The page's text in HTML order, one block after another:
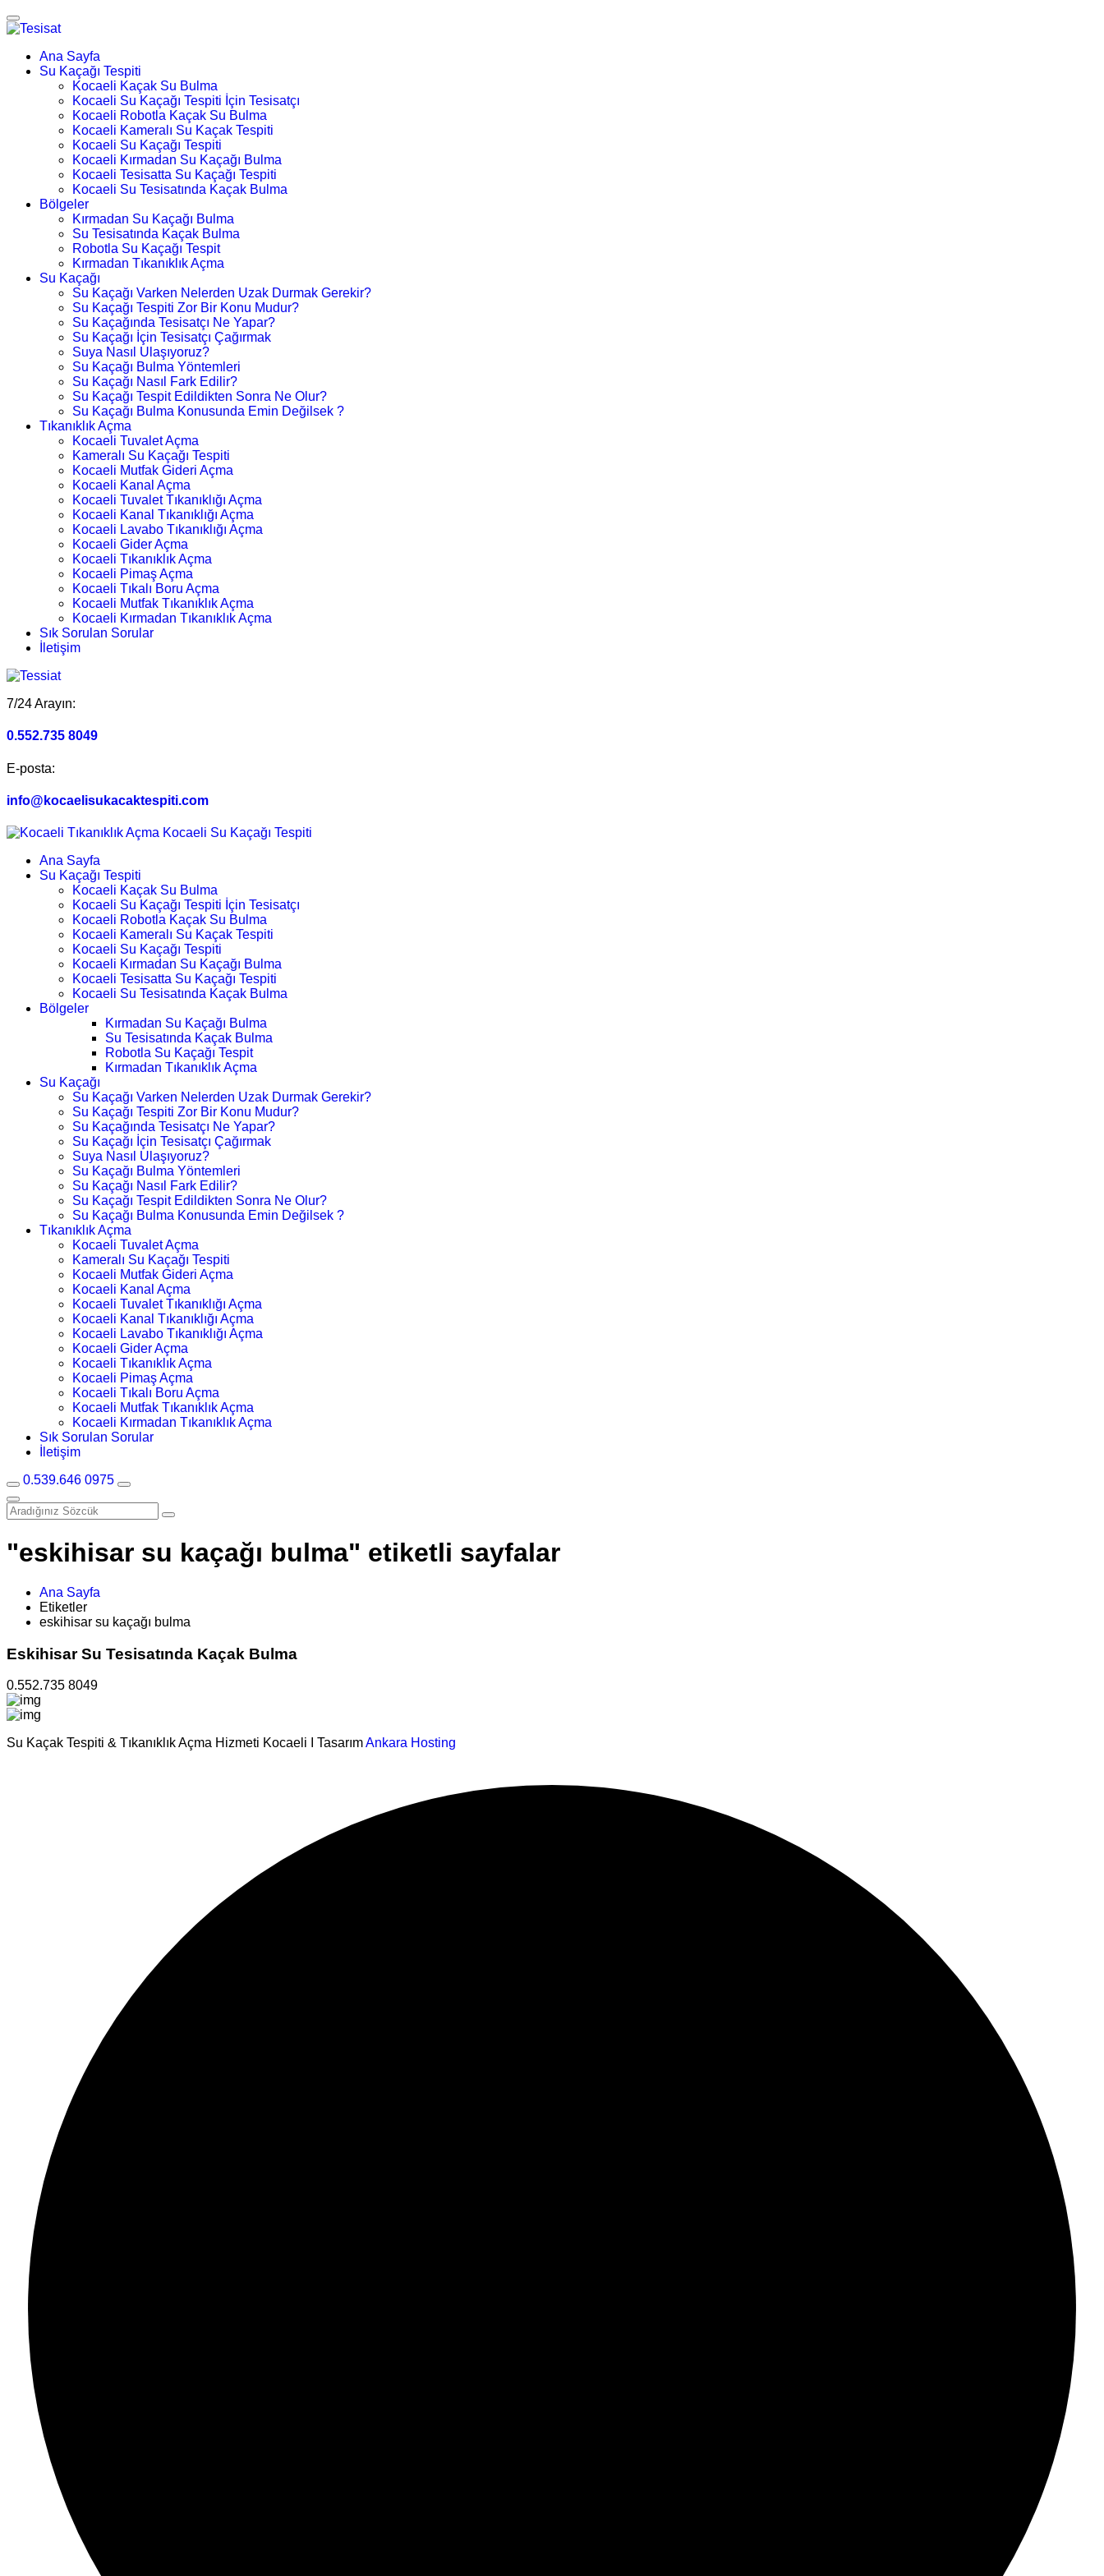
Ana Sayfa
Su Kaçağı Tespiti
Kocaeli Kaçak Su Bulma
Kocaeli Su Kaçağı Tespiti İçin Tesisatçı
Kocaeli Robotla Kaçak Su Bulma
Kocaeli Kameralı Su Kaçak Tespiti
Kocaeli Su Kaçağı Tespiti
Kocaeli Kırmadan Su Kaçağı Bulma
Kocaeli Tesisatta Su Kaçağı Tespiti
Kocaeli Su Tesisatında Kaçak Bulma
Bölgeler
Kırmadan Su Kaçağı Bulma
Su Tesisatında Kaçak Bulma
Robotla Su Kaçağı Tespit
Kırmadan Tıkanıklık Açma
Su Kaçağı
Su Kaçağı Varken Nelerden Uzak Durmak Gerekir?
Su Kaçağı Tespiti Zor Bir Konu Mudur?
Su Kaçağında Tesisatçı Ne Yapar?
Su Kaçağı İçin Tesisatçı Çağırmak
Suya Nasıl Ulaşıyoruz?
Su Kaçağı Bulma Yöntemleri
Su Kaçağı Nasıl Fark Edilir?
Su Kaçağı Tespit Edildikten Sonra Ne Olur?
Su Kaçağı Bulma Konusunda Emin Değilsek ?
Tıkanıklık Açma
Kocaeli Tuvalet Açma
Kameralı Su Kaçağı Tespiti
Kocaeli Mutfak Gideri Açma
Kocaeli Kanal Açma
Kocaeli Tuvalet Tıkanıklığı Açma
Kocaeli Kanal Tıkanıklığı Açma
Kocaeli Lavabo Tıkanıklığı Açma
Kocaeli Gider Açma
Kocaeli Tıkanıklık Açma
Kocaeli Pimaş Açma
Kocaeli Tıkalı Boru Açma
Kocaeli Mutfak Tıkanıklık Açma
Kocaeli Kırmadan Tıkanıklık Açma
Sık Sorulan Sorular
İletişim
7/24 Arayın:
0.552.735 8049
E-posta:
info@kocaelisukacaktespiti.com
Ana Sayfa
Su Kaçağı Tespiti
Kocaeli Kaçak Su Bulma
Kocaeli Su Kaçağı Tespiti İçin Tesisatçı
Kocaeli Robotla Kaçak Su Bulma
Kocaeli Kameralı Su Kaçak Tespiti
Kocaeli Su Kaçağı Tespiti
Kocaeli Kırmadan Su Kaçağı Bulma
Kocaeli Tesisatta Su Kaçağı Tespiti
Kocaeli Su Tesisatında Kaçak Bulma
Bölgeler
Kırmadan Su Kaçağı Bulma
Su Tesisatında Kaçak Bulma
Robotla Su Kaçağı Tespit
Kırmadan Tıkanıklık Açma
Su Kaçağı
Su Kaçağı Varken Nelerden Uzak Durmak Gerekir?
Su Kaçağı Tespiti Zor Bir Konu Mudur?
Su Kaçağında Tesisatçı Ne Yapar?
Su Kaçağı İçin Tesisatçı Çağırmak
Suya Nasıl Ulaşıyoruz?
Su Kaçağı Bulma Yöntemleri
Su Kaçağı Nasıl Fark Edilir?
Su Kaçağı Tespit Edildikten Sonra Ne Olur?
Su Kaçağı Bulma Konusunda Emin Değilsek ?
Tıkanıklık Açma
Kocaeli Tuvalet Açma
Kameralı Su Kaçağı Tespiti
Kocaeli Mutfak Gideri Açma
Kocaeli Kanal Açma
Kocaeli Tuvalet Tıkanıklığı Açma
Kocaeli Kanal Tıkanıklığı Açma
Kocaeli Lavabo Tıkanıklığı Açma
Kocaeli Gider Açma
Kocaeli Tıkanıklık Açma
Kocaeli Pimaş Açma
Kocaeli Tıkalı Boru Açma
Kocaeli Mutfak Tıkanıklık Açma
Kocaeli Kırmadan Tıkanıklık Açma
Sık Sorulan Sorular
İletişim
0.539.646 0975
"eskihisar su kaçağı bulma" etiketli sayfalar
Ana Sayfa
Etiketler
eskihisar su kaçağı bulma
Eskihisar Su Tesisatında Kaçak Bulma
0.552.735 8049
Su Kaçak Tespiti & Tıkanıklık Açma Hizmeti Kocaeli I TasarımAnkara Hosting